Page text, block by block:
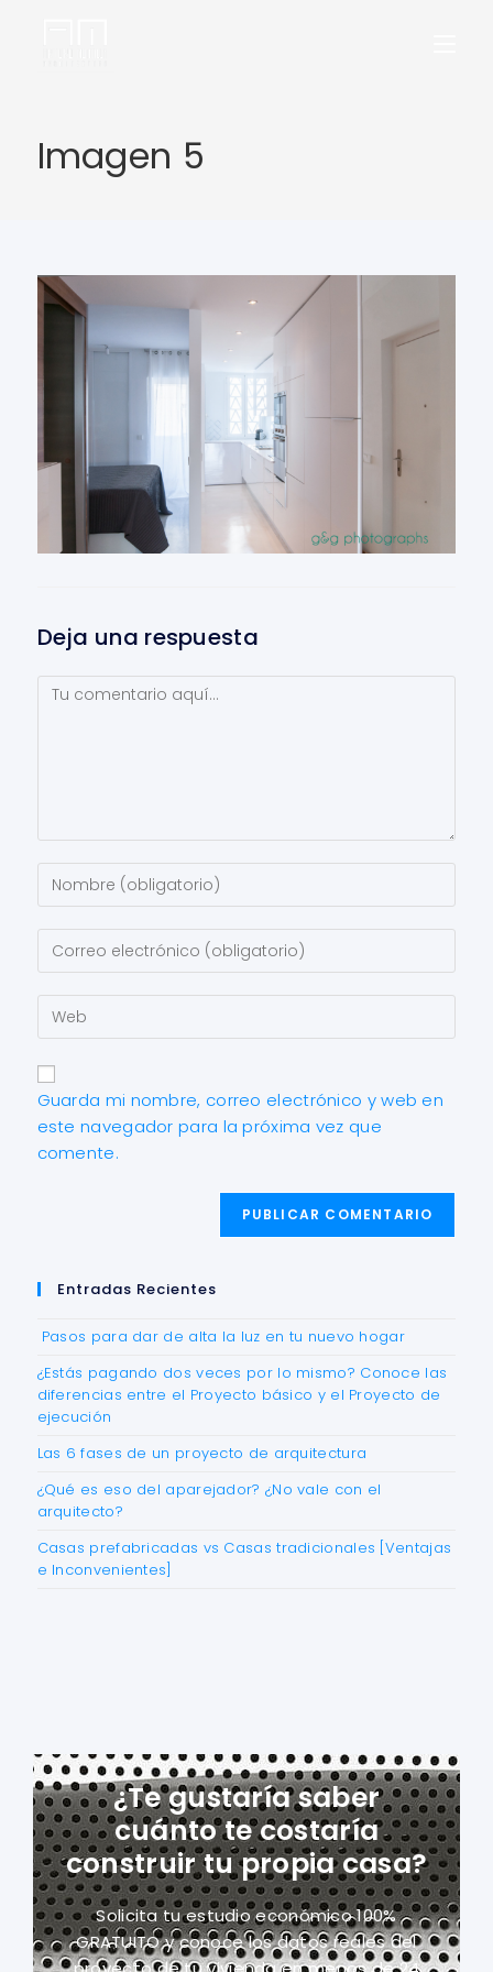
Imagen 5
Deja una respuesta
Guarda mi nombre, correo electrónico y web en
este navegador para la próxima vez que
comente.
Entradas Recientes
Pasos para dar de alta la luz en tu nuevo hogar
¿Estás pagando dos veces por lo mismo? Conoce las
diferencias entre el Proyecto básico y el Proyecto de
ejecución
Las 6 fases de un proyecto de arquitectura
¿Qué es eso del aparejador? ¿No vale con el
arquitecto?
Casas prefabricadas vs Casas tradicionales [Ventajas
e Inconvenientes]
¿Te gustaría saber
cuánto te costaría
construir tu propia casa?
Solicita tu estudio económico 100%
GRATUITO y conoce los datos reales del